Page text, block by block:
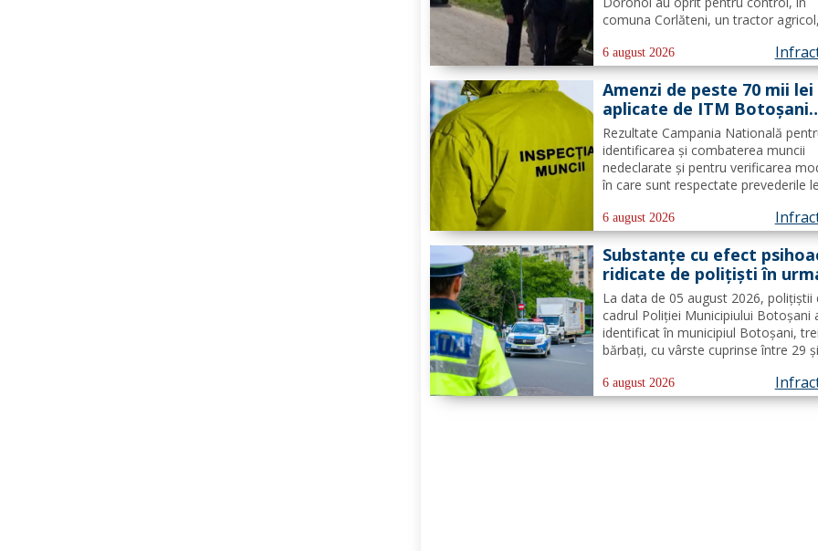
comuna Corlăteni, un tractor agricol,
din aceeași localitate. În urma
efectuate de către polițiști, s-a
faptul că...
6 august 2026
Amenzi de peste 70 mii lei
aplicate de ITM Botoșani
privind munca nedeclarată
Rezultate Campania Natională
identificarea și combaterea muncii
nedeclarate și pentru verificarea
în care sunt respectate prevederile
de către angajatorii care desfășoară
activități în domeniul Industria
- cod CAEN 10....
6 august 2026
Substanțe cu efect
ridicate de polițiști în
unui control corporal
La data de 05 august 2026, polițiștii
cadrul Poliției Municipiului Botoșani
identificat în municipiul Botoșani, trei
bărbați, cu vârste cuprinse între 29
asupra lor substanțe psihoactive. În
efectuării controlului corporal
6 august 2026